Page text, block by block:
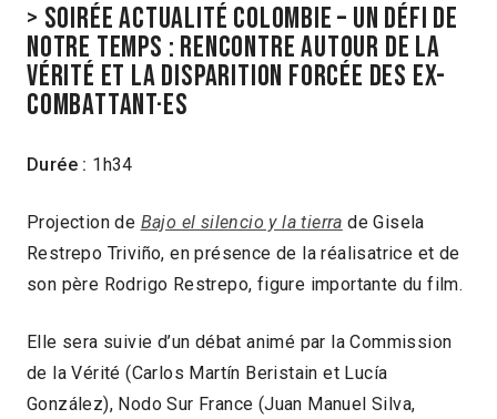
> SOIRÉE ACTUALITÉ COLOMBIE – UN DÉFI DE
NOTRE TEMPS : RENCONTRE AUTOUR DE LA
VÉRITÉ ET LA DISPARITION FORCÉE DES EX-
COMBATTANT·ES
Durée : 1h34
Projection de Bajo el silencio y la tierra de Gisela
Restrepo Triviño, en présence de la réalisatrice et de
son père Rodrigo Restrepo, figure importante du film.
Elle sera suivie d’un débat animé par la Commission
de la Vérité (Carlos Martín Beristain et Lucía
González), Nodo Sur France (Juan Manuel Silva,